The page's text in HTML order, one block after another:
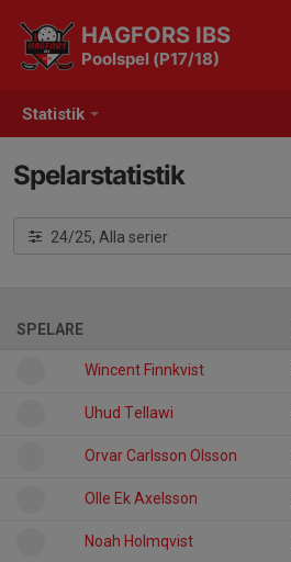
Statistik
HAGFORS IBS
Poolspel (P17/18)
Spelarstatistik
24/25, Alla serier
SPELARE
Wincent Finnkvist
Uhud Tellawi
Orvar Carlsson Olsson
Olle Ek Axelsson
Noah Holmqvist